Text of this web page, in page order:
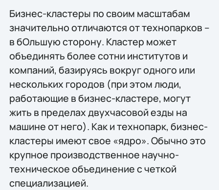
Бизнес-кластеры по своим масштабам
значительно отличаются от технопарков –
в бОльшую сторону. Кластер может
объединять более сотни институтов и
компаний, базируясь вокруг одного или
нескольких городов (при этом люди,
работающие в бизнес-кластере, могут
жить в пределах двухчасовой езды на
машине от него). Как и технопарк, бизнес-
кластеры имеют свое «ядро». Обычно это
крупное производственное научно-
техническое объединение с четкой
специализацией.